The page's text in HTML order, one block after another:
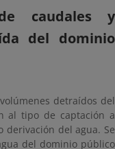
caudales y
del dominio
detraídos del
al tipo de captación a
derivación del agua. Se
del dominio público